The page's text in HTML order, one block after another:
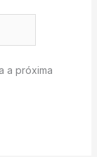
a próxima